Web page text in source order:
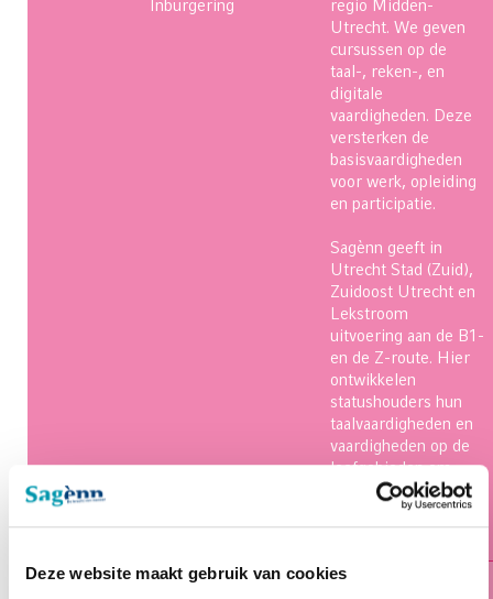
Deze website maakt gebruik van cookies
Inburgering
regio Midden-
Utrecht. We geven
cursussen op de
taal-, reken-, en
digitale
vaardigheden. Deze
versterken de
basisvaardigheden
voor werk, opleiding
en participatie.
Sagènn geeft in
Utrecht Stad (Zuid),
Zuidoost Utrecht en
Lekstroom
uitvoering aan de B1-
en de Z-route. Hier
ontwikkelen
statushouders hun
taalvaardigheden en
vaardigheden op de
leefgebieden om
naar vermogen te
participeren in
Volwasseneneducatie